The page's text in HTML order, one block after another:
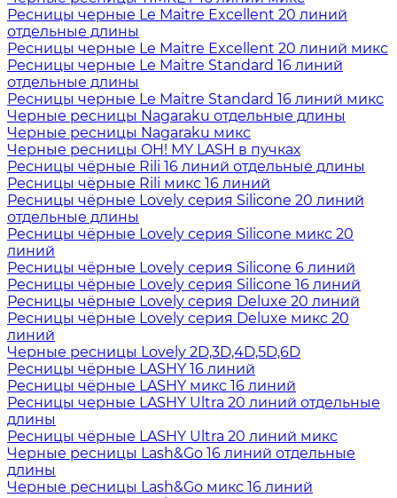
Ресницы черные Le Maitre Excellent 20 линий
отдельные длины
Ресницы черные Le Maitre Excellent 20 линий микс
Ресницы черные Le Maitre Standard 16 линий
отдельные длины
Ресницы черные Le Maitre Standard 16 линий микс
Черные ресницы Nagaraku отдельные длины
Черные ресницы Nagaraku микс
Черные ресницы OH! MY LASH в пучках
Ресницы чёрные Rili 16 линий отдельные длины
Ресницы чёрные Rili микс 16 линий
Ресницы чёрные Lovely серия Silicone 20 линий
отдельные длины
Ресницы чёрные Lovely серия Silicone микс 20
линий
Ресницы чёрные Lovely серия Silicone 6 линий
Ресницы чёрные Lovely серия Silicone 16 линий
Ресницы чёрные Lovely серия Deluxe 20 линий
Ресницы чёрные Lovely серия Deluxe микс 20
линий
Черные ресницы Lovely 2D,3D,4D,5D,6D
Ресницы чёрные LASHY 16 линий
Ресницы чёрные LASHY микс 16 линий
Ресницы черные LASHY Ultra 20 линий отдельные
длины
Ресницы чёрные LASHY Ultra 20 линий микс
Черные ресницы Lash&Go 16 линий отдельные
длины
Черные ресницы Lash&Go микс 16 линий